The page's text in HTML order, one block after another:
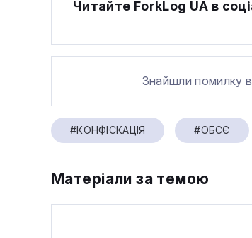
Читайте ForkLog UA в
Знайшли помилку в
#КОНФІСКАЦІЯ #ОБСЄ
Матеріали за темою